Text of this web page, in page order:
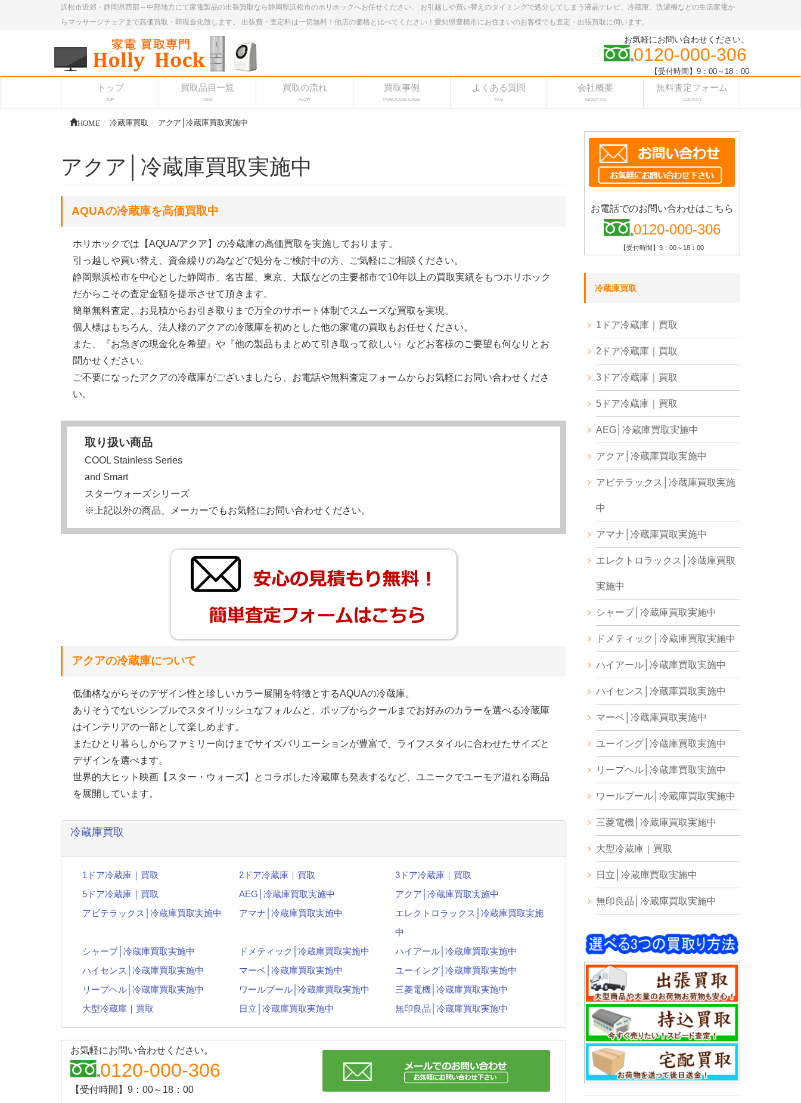
浜松市近郊・静岡県西部～中部地方にて家電製品の出張買取なら静岡県浜松市のホリホックへお任せください。 お引越しや買い替えのタイミングで処分してしまう液晶テレビ、冷蔵庫、洗濯機などの生活家電か
らマッサージチェアまで高価買取・即現金化致します。 出張費・査定料は一切無料！他店の価格と比べてください！愛知県豊橋市にお住まいのお客様でも査定・出張買取に伺います。
お気軽にお問い合わせください。
0120-000-306
【受付時間】9：00～18：00
トップ
TOP
買取品目一覧
ITEM
買取の流れ
FLOW
買取事例
PURCHASE CASE
よくある質問
FAQ
会社概要
ABOUT US
無料査定フォーム
CONTACT
HOME 冷蔵庫買取 アクア│冷蔵庫買取実施中
アクア│冷蔵庫買取実施中
AQUAの冷蔵庫を高価買取中
ホリホックでは【AQUA/アクア】の冷蔵庫の高価買取を実施しております。
引っ越しや買い替え、資金繰りの為などで処分をご検討中の方、ご気軽にご相談ください。
静岡県浜松市を中心とした静岡市、名古屋、東京、大阪などの主要都市で10年以上の買取実績をもつホリホック
だからこその査定金額を提示させて頂きます。
簡単無料査定、お見積からお引き取りまで万全のサポート体制でスムーズな買取を実現。
個人様はもちろん、法人様のアクアの冷蔵庫を初めとした他の家電の買取もお任せください。
また、『お急ぎの現金化を希望』や『他の製品もまとめて引き取って欲しい』などお客様のご要望も何なりとお
聞かせください。
ご不要になったアクアの冷蔵庫がございましたら、お電話や無料査定フォームからお気軽にお問い合わせくださ
い。
取り扱い商品
COOL Stainless Series
and Smart
スターウォーズシリーズ
※上記以外の商品、メーカーでもお気軽にお問い合わせください。
アクアの冷蔵庫について
低価格ながらそのデザイン性と珍しいカラー展開を特徴とするAQUAの冷蔵庫。
ありそうでないシンプルでスタイリッシュなフォルムと、ポップからクールまでお好みのカラーを選べる冷蔵庫
はインテリアの一部として楽しめます。
またひとり暮らしからファミリー向けまでサイズバリエーションが豊富で、ライフスタイルに合わせたサイズと
デザインを選べます。
世界的大ヒット映画【スター・ウォーズ】とコラボした冷蔵庫も発表するなど、ユニークでユーモア溢れる商品
を展開しています。
冷蔵庫買取
1ドア冷蔵庫｜買取 2ドア冷蔵庫｜買取
3ドア冷蔵庫｜買取
5ドア冷蔵庫｜買取
AEG│冷蔵庫買取実施中
アクア│冷蔵庫買取実施中
アビテラックス│冷蔵庫買取実施中
アマナ│冷蔵庫買取実施中
エレクトロラックス│冷蔵庫買取実施
中
シャープ│冷蔵庫買取実施中
ドメティック│冷蔵庫買取実施中
ハイアール│冷蔵庫買取実施中
ハイセンス│冷蔵庫買取実施中
マーベ│冷蔵庫買取実施中
ユーイング│冷蔵庫買取実施中
リープヘル│冷蔵庫買取実施中
ワールプール│冷蔵庫買取実施中
三菱電機│冷蔵庫買取実施中
大型冷蔵庫｜買取
日立│冷蔵庫買取実施中 無印良品│冷蔵庫買取実施中
お気軽にお問い合わせください。
0120-000-306
【受付時間】9：00～18：00
お電話でのお問い合わせはこちら
0120-000-306
【受付時間】9：00～18：00
冷蔵庫買取
1ドア冷蔵庫｜買取
2ドア冷蔵庫｜買取
3ドア冷蔵庫｜買取
5ドア冷蔵庫｜買取
AEG│冷蔵庫買取実施中
アクア│冷蔵庫買取実施中
アビテラックス│冷蔵庫買取実施
中
アマナ│冷蔵庫買取実施中
エレクトロラックス│冷蔵庫買取
実施中
シャープ│冷蔵庫買取実施中
ドメティック│冷蔵庫買取実施中
ハイアール│冷蔵庫買取実施中
ハイセンス│冷蔵庫買取実施中
マーベ│冷蔵庫買取実施中
ユーイング│冷蔵庫買取実施中
リープヘル│冷蔵庫買取実施中
ワールプール│冷蔵庫買取実施中
三菱電機│冷蔵庫買取実施中
大型冷蔵庫｜買取
日立│冷蔵庫買取実施中
無印良品│冷蔵庫買取実施中